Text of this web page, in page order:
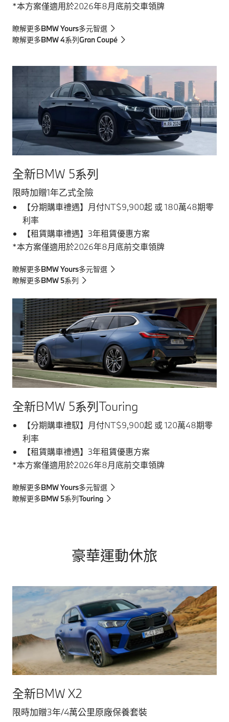
*本方案僅適用於2026年8月底前交車領牌
瞭解更多BMW Yours多元智選
瞭解更多BMW 4系列Gran Coupé
全新BMW 5系列
限時加贈1年乙式全險
【分期購車禮遇】月付NT$9,900起 或 180萬48期零
利率
【租賃購車禮遇】3年租賃優惠方案
*本方案僅適用於2026年8月底前交車領牌
瞭解更多BMW Yours多元智選
瞭解更多BMW 5系列
全新BMW 5系列Touring
【分期購車禮馭】月付NT$9,900起 或 120萬48期零
利率
【租賃購車禮遇】3年租賃優惠方案
*本方案僅適用於2026年8月底前交車領牌
瞭解更多BMW Yours多元智選
瞭解更多BMW 5系列Touring
豪華運動休旅
全新BMW X2
限時加贈3年/4萬公里原廠保養套裝